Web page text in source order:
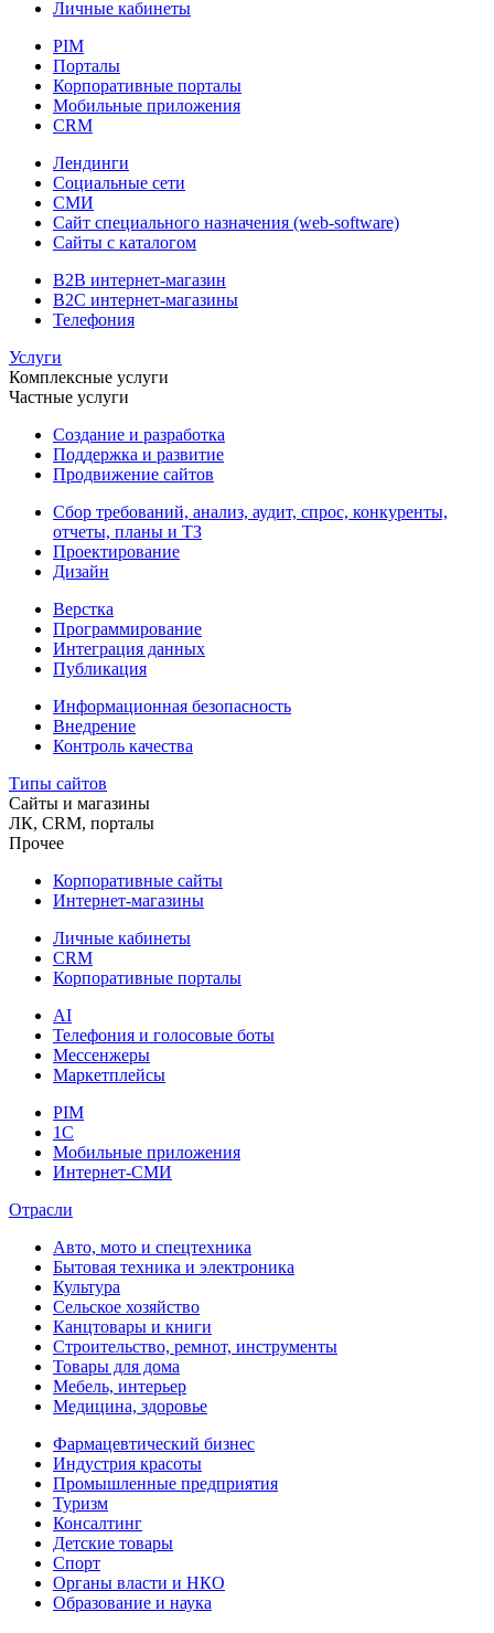
Личные кабинеты
PIM
Порталы
Корпоративные порталы
Мобильные приложения
CRM
Лендинги
Социальные сети
СМИ
Сайт специального назначения (web-software)
Сайты с каталогом
B2B интернет-магазин
B2C интернет-магазины
Телефония
Услуги
Комплексные услуги
Частные услуги
Создание и разработка
Поддержка и развитие
Продвижение сайтов
Сбор требований, анализ, аудит, спрос, конкуренты,
отчеты, планы и ТЗ
Проектирование
Дизайн
Верстка
Программирование
Интеграция данных
Публикация
Информационная безопасность
Внедрение
Контроль качества
Типы сайтов
Сайты и магазины
ЛК, CRM, порталы
Прочее
Корпоративные сайты
Интернет-магазины
Личные кабинеты
CRM
Корпоративные порталы
AI
Телефония и голосовые боты
Мессенжеры
Маркетплейсы
PIM
1C
Мобильные приложения
Интернет-СМИ
Отрасли
Авто, мото и спецтехника
Бытовая техника и электроника
Культура
Сельское хозяйство
Канцтовары и книги
Строительство, ремнот, инструменты
Товары для дома
Мебель, интерьер
Медицина, здоровье
Фармацевтический бизнес
Индустрия красоты
Промышленные предприятия
Туризм
Консалтинг
Детские товары
Спорт
Органы власти и НКО
Образование и наука